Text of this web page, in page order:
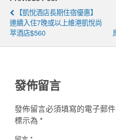
【凱悅酒店長期住宿優惠】
連續入住7晚或以上維港凱悅尚
萃酒店$560
發佈留言
發佈留言必須填寫的電子郵
標示為 *